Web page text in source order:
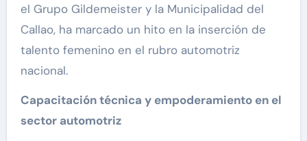
el Grupo Gildemeister y la Municipalidad del
Callao, ha marcado un hito en la inserción de
talento femenino en el rubro automotriz
nacional.
Capacitación técnica y empoderamiento en el
sector automotriz